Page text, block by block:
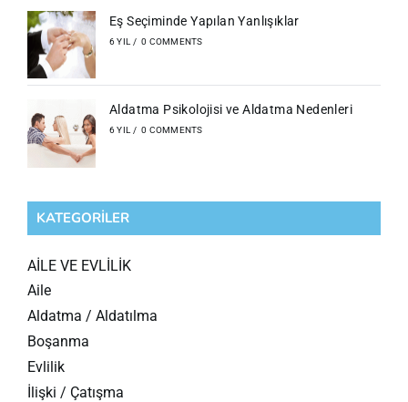
Eş Seçiminde Yapılan Yanlışıklar
6 YIL / 0 COMMENTS
Aldatma Psikolojisi ve Aldatma Nedenleri
6 YIL / 0 COMMENTS
KATEGORILER
AİLE VE EVLİLİK
Aile
Aldatma / Aldatılma
Boşanma
Evlilik
İlişki / Çatışma